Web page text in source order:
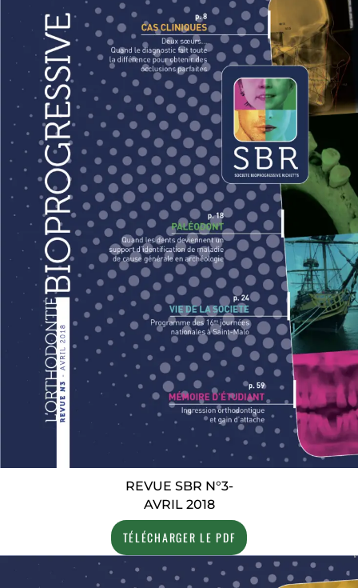
REVUE SBR N°3-
AVRIL 2018
TÉLÉCHARGER LE PDF